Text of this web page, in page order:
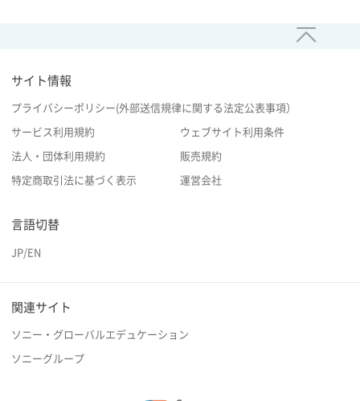
サイト情報
プライバシーポリシー(外部送信規律に関する法定公表事項）
サービス利用規約 ウェブサイト利用条件
法人・団体利用規約 販売規約
特定商取引法に基づく表示 運営会社
言語切替
JP/EN
関連サイト
ソニー・グローバルエデュケーション
ソニーグループ